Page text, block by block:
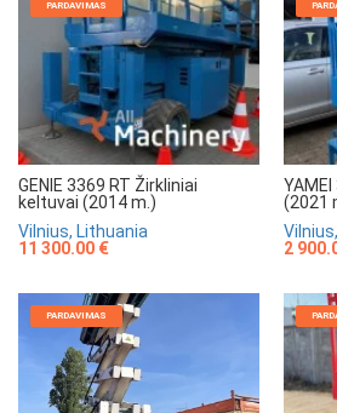
PARDAVIMAS
GENIE 3369 RT Žirkliniai
keltuvai (2014 m.)
Vilnius, Lithuania
11 300.00 €
(2021
2
PARDAVIMAS